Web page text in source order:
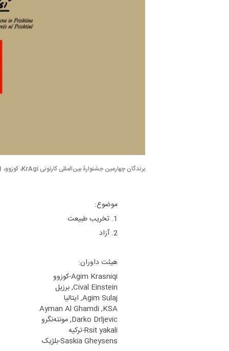
برندگان چهارمین جشنوارۀ بین‌المللی کارتونی KrAgi، کوزوو، 2021
موضوع:
1. تخریب طبیعت
2. آزاد
هیئت داوران:
Agim Krasniqi-کوزوو
Cival Einstein, برزیل
Agim Sulaj, ایتالیا
Ayman Al Ghamdi ,KSA
Darko Drljevic, مونته‌نگرو
Rsit yakali-ترکیه
Saskia Gheysens-بلژیک